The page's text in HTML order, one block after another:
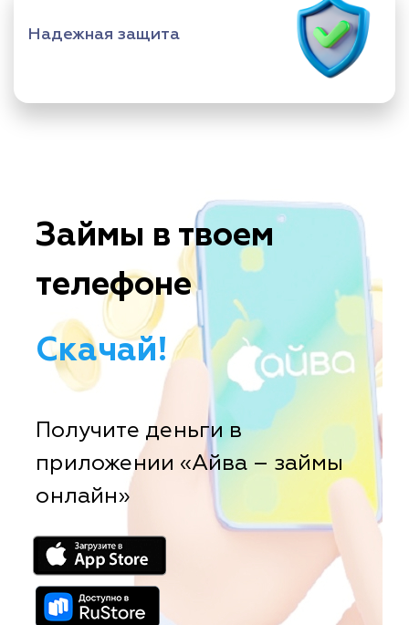
Надежная защита
Займы в твоем
телефоне
Скачай!
Получите деньги в
приложении «Айва – займы
онлайн»